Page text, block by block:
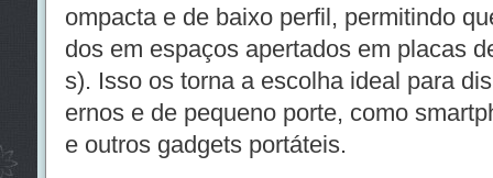
ompacta e de baixo perfil, permitindo
dos em espaços apertados em placas
s). Isso os torna a escolha ideal para
ernos e de pequeno porte, como
e outros gadgets portáteis.